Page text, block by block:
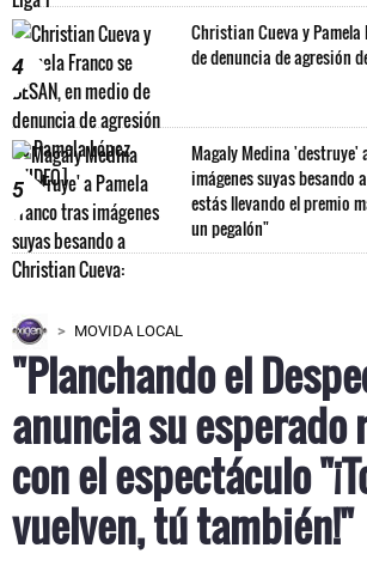
4
Christian Cueva y Pamela
de denuncia de agresión
5
Magaly Medina 'destruye'
imágenes suyas besando
estás llevando el premio
un pegalón"
MOVIDA LOCAL
"Planchando el
anuncia su esperado
con el espectáculo
vuelven, tú también!"